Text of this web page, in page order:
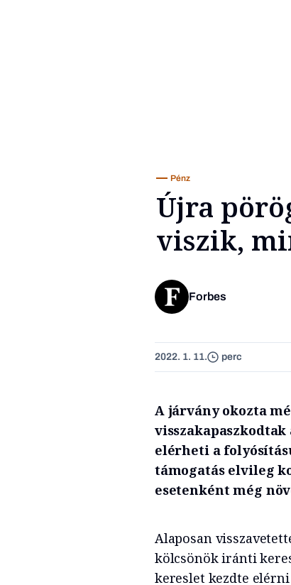
Pénz
Újra
viszik,
Forbes
2022. 1. 11. perc
A járvány okozta
visszakapaszkodtak
elérheti a
támogatás elvileg
esetenként még
Alaposan
kölcsönök iránti
kereslet kezdte